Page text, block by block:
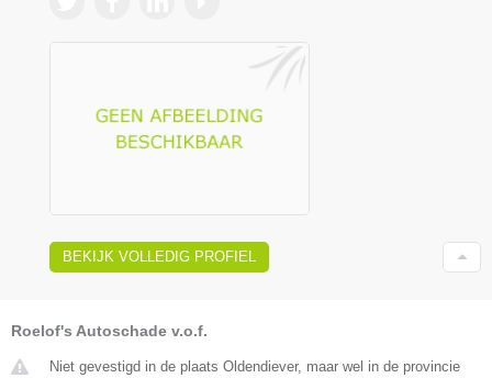
BEKIJK VOLLEDIG PROFIEL
Roelof's Autoschade v.o.f.
Niet gevestigd in de plaats Oldendiever, maar wel in de provincie